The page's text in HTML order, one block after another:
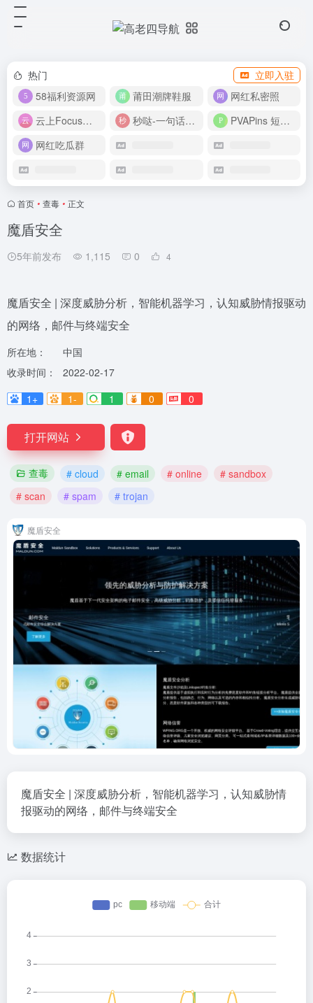
热门
立即入驻
58福利资源网
莆田潮牌鞋服
网红私密照
云上Focus接码平台
秒哒-一句话做应用
PVAPins 短信接码平台
网红吃瓜群
首页 • 查毒 • 正文
魔盾安全
5年前发布 1,115 0 4
魔盾安全 | 深度威胁分析，智能机器学习，认知威胁情报驱动
的网络，邮件与终端安全
所在地：
中国
收录时间：
2022-02-17
1+
1- 1 0 0
打开网站
查毒 # cloud # email # online
# sandbox
# scan
# spam # trojan
魔盾安全
魔盾安全 | 深度威胁分析，智能机器学习，认知威胁情
报驱动的网络，邮件与终端安全
数据统计